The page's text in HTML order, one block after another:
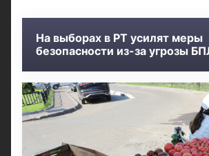
На выборах в РТ усилят меры
безопасности из-за угрозы